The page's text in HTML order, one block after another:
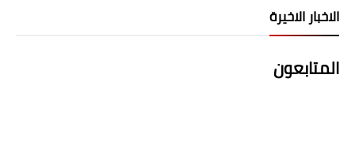
الاخبار الاخيرة
المتابعون